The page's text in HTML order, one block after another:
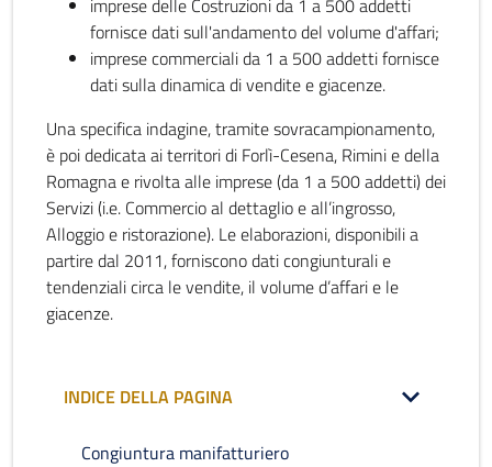
imprese delle Costruzioni da 1 a 500 addetti
fornisce dati sull'andamento del volume d'affari;
imprese commerciali da 1 a 500 addetti fornisce
dati sulla dinamica di vendite e giacenze.
Una specifica indagine, tramite sovracampionamento,
è poi dedicata ai territori di Forlì-Cesena, Rimini e della
Romagna e rivolta alle imprese (da 1 a 500 addetti) dei
Servizi (i.e. Commercio al dettaglio e all’ingrosso,
Alloggio e ristorazione). Le elaborazioni, disponibili a
partire dal 2011, forniscono dati congiunturali e
tendenziali circa le vendite, il volume d’affari e le
giacenze.
INDICE DELLA PAGINA
Congiuntura manifatturiero